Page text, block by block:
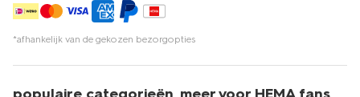
*afhankelijk van de gekozen bezorgopties